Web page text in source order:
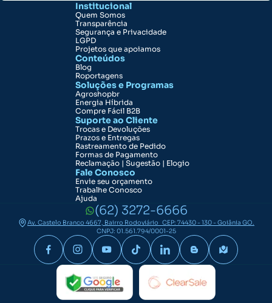
Institucional
Quem Somos
Transparência
Segurança e Privacidade
LGPD
Projetos que apoiamos
Conteúdos
Blog
Roportagens
Soluções e Programas
Agroshopbr
Energia Híbrida
Compre Fácil B2B
Suporte ao Cliente
Trocas e Devoluções
Prazos e Entregas
Rastreamento de Pedido
Formas de Pagamento
Reclamação | Sugestão | Elogio
Fale Conosco
Envie seu orçamento
Trabalhe Conosco
Ajuda
(62) 3272-6666
Av. Castelo Branco 4667, Bairro Rodoviário CEP: 74430 - 130 - Goiânia GO.
CNPJ: 01.561.794/0001-25